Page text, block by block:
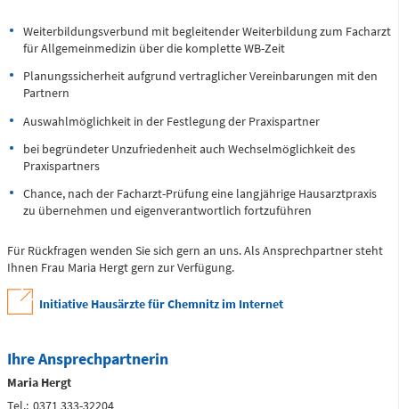
Notfälle (Flemmingstraße 2)
Telefon
0371 - 333 35500
Notfall-Cardio-Hotline
(0 bis 24 Uhr)
Weiterbildungsverbund mit begleitender Weiterbildung zum Facharzt
für Allgemeinmedizin über die komplette WB-Zeit
Planungssicherheit aufgrund vertraglicher Vereinbarungen mit den
Partnern
Auswahlmöglichkeit in der Festlegung der Praxispartner
bei begründeter Unzufriedenheit auch Wechselmöglichkeit des
Praxispartners
Chance, nach der Facharzt-Prüfung eine langjährige Hausarztpraxis
zu übernehmen und eigenverantwortlich fortzuführen
Für Rückfragen wenden Sie sich gern an uns. Als Ansprechpartner steht
Ihnen Frau Maria Hergt gern zur Verfügung.
Initiative Hausärzte für Chemnitz im Internet
Ihre Ansprechpartnerin
Maria Hergt
Tel.: 0371 333-32204